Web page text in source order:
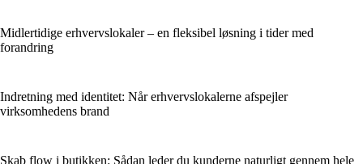
Midlertidige erhvervslokaler – en fleksibel løsning i tider med
forandring
Indretning med identitet: Når erhvervslokalerne afspejler
virksomhedens brand
Skab flow i butikken: Sådan leder du kunderne naturligt gennem hele